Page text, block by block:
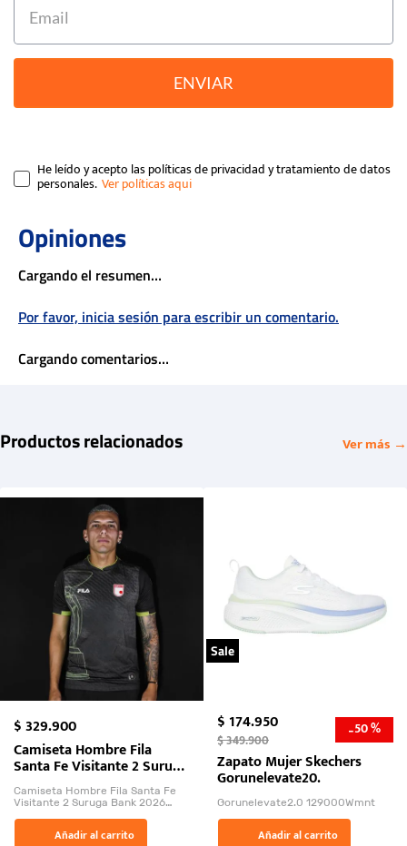
ENVIAR
He leído y acepto las políticas de privacidad y tratamiento de datos
personales.
Cargando el resumen…
Por favor, inicia sesión para escribir un comentario.
Cargando comentarios…
Productos relacionados Ver más →
$329.900
Camiseta Hombre Fila
Santa Fe Visitante 2 Suruga
Bank 2026
Camiseta Hombre Fila Santa Fe
Visitante 2 Suruga Bank 2026
El Rugido del Sol Naciente:
“Primeros para la Et...
Añadir al carrito
Sale
$174.950
$349.900 -50 %
Zapato Mujer Skechers
Gorunelevate20.
Gorunelevate2.0 129000Wmnt
Añadir al carrito